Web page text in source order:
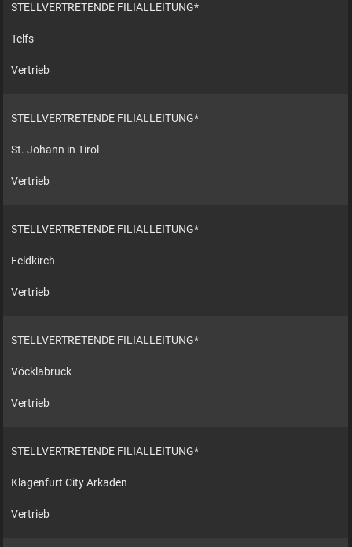
STELLVERTRETENDE FILIALLEITUNG*
Telfs
Vertrieb
STELLVERTRETENDE FILIALLEITUNG*
St. Johann in Tirol
Vertrieb
STELLVERTRETENDE FILIALLEITUNG*
Feldkirch
Vertrieb
STELLVERTRETENDE FILIALLEITUNG*
Vöcklabruck
Vertrieb
STELLVERTRETENDE FILIALLEITUNG*
Klagenfurt City Arkaden
Vertrieb